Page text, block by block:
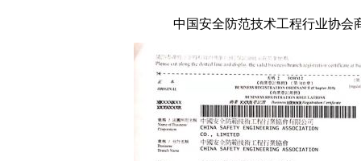
中国安全防范技术工程行业协会